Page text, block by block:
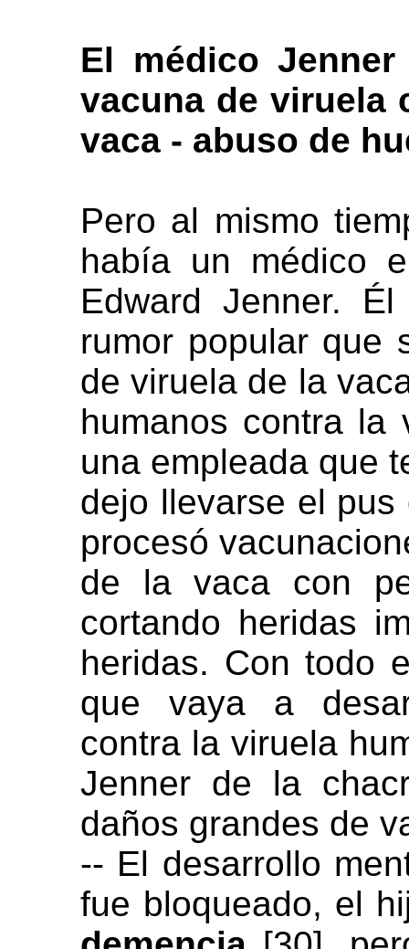
El médico
vacuna de viruela
vaca - abuso de
Pero al mismo
había un médico
Edward Jenner.
rumor popular que
de viruela de la
humanos contra la
una empleada que
dejo llevarse el
procesó
de la vaca con
cortando heridas
heridas. Con todo
que vaya a
contra la viruela
Jenner de la
daños grandes de
-- El desarrollo
fue bloqueado, el